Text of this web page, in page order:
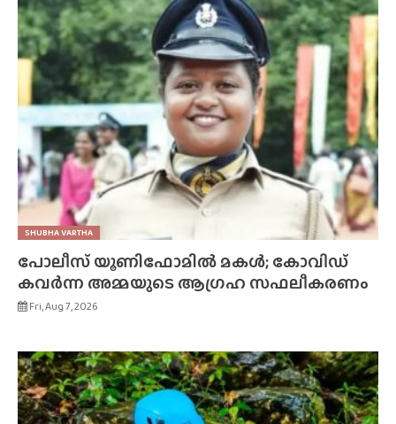
SHUBHA VARTHA
പോലീസ് യൂണിഫോമിൽ മകൾ; കോവിഡ്
കവർന്ന അമ്മയുടെ ആഗ്രഹ സഫലീകരണം
Fri, Aug 7, 2026